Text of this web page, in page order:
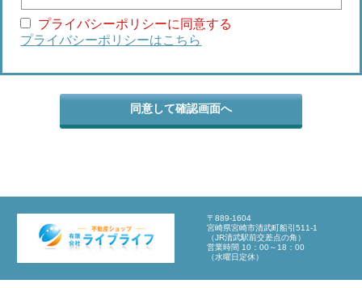
プライバシーポリシーに同意する
プライバシーポリシーはこちら
〒889-1604
宮崎県宮崎市清武町船引511-1
（JR清武駅前交差点の角）
営業時間 10：00～18：00
（水曜日定休）